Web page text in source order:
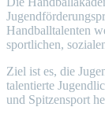
Handballtalenten
sportlichen,
Ziel ist es, die
talentierte
und Spitzensport